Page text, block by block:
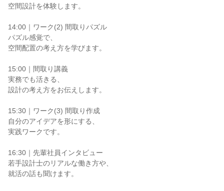
空間設計を体験します。
14:00｜ワーク(2) 間取りパズル
パズル感覚で、
空間配置の考え方を学びます。
15:00｜間取り講義
実務でも活きる、
設計の考え方をお伝えします。
15:30｜ワーク(3) 間取り作成
自分のアイデアを形にする、
実践ワークです。
16:30｜先輩社員インタビュー
若手設計士のリアルな働き方や、
就活の話も聞けます。